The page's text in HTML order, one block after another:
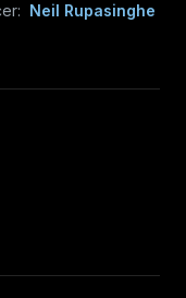
Neil Rupasinghe